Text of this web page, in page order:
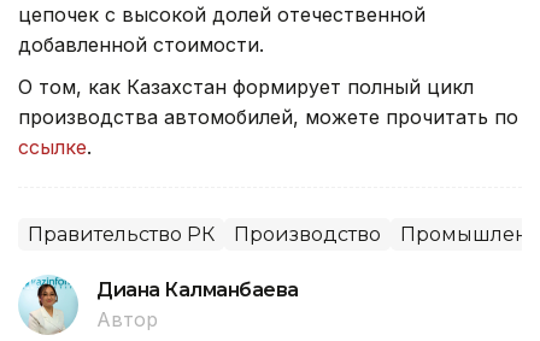
цепочек с высокой долей отечественной
добавленной стоимости.
О том, как Казахстан формирует полный цикл
производства автомобилей, можете прочитать по
ссылке.
Правительство РК Производство
Диана Калманбаева
Автор